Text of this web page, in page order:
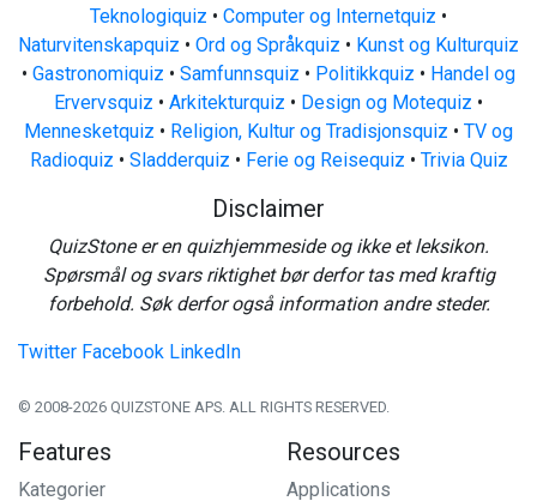
Teknologiquiz • Computer og Internetquiz •
Naturvitenskapquiz • Ord og Språkquiz • Kunst og Kulturquiz
• Gastronomiquiz • Samfunnsquiz • Politikkquiz • Handel og
Ervervsquiz • Arkitekturquiz • Design og Motequiz •
Mennesketquiz • Religion, Kultur og Tradisjonsquiz • TV og
Radioquiz • Sladderquiz • Ferie og Reisequiz • Trivia Quiz
Disclaimer
QuizStone er en quizhjemmeside og ikke et leksikon.
Spørsmål og svars riktighet bør derfor tas med kraftig
forbehold. Søk derfor også information andre steder.
Twitter Facebook LinkedIn
© 2008-2026 QUIZSTONE APS. ALL RIGHTS RESERVED.
Features
Kategorier
Resources
Applications